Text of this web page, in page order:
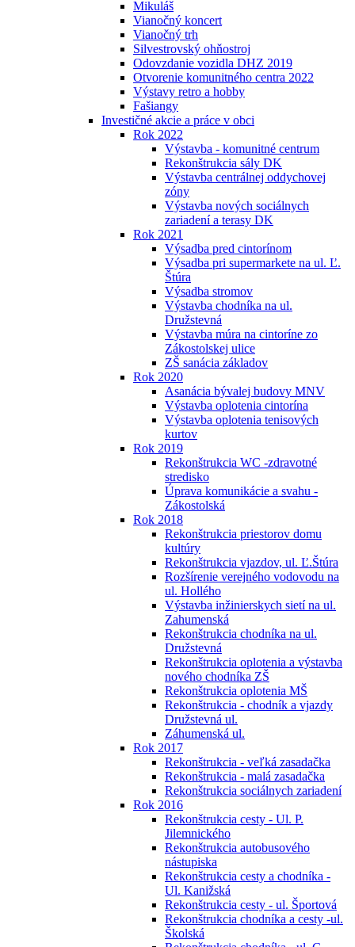
Mikuláš
Vianočný koncert
Vianočný trh
Silvestrovský ohňostroj
Odovzdanie vozidla DHZ 2019
Otvorenie komunitného centra 2022
Výstavy retro a hobby
Fašiangy
Investičné akcie a práce v obci
Rok 2022
Výstavba - komunitné centrum
Rekonštrukcia sály DK
Výstavba centrálnej oddychovej
zóny
Výstavba nových sociálnych
zariadení a terasy DK
Rok 2021
Výsadba pred cintorínom
Výsadba pri supermarkete na ul. Ľ.
Štúra
Výsadba stromov
Výstavba chodníka na ul.
Družstevná
Výstavba múra na cintoríne zo
Zákostolskej ulice
ZŠ sanácia základov
Rok 2020
Asanácia bývalej budovy MNV
Výstavba oplotenia cintorína
Výstavba oplotenia tenisových
kurtov
Rok 2019
Rekonštrukcia WC -zdravotné
stredisko
Úprava komunikácie a svahu -
Zákostolská
Rok 2018
Rekonštrukcia priestorov domu
kultúry
Rekonštrukcia vjazdov, ul. Ľ.Štúra
Rozšírenie verejného vodovodu na
ul. Hollého
Výstavba inžinierskych sietí na ul.
Zahumenská
Rekonštrukcia chodníka na ul.
Družstevná
Rekonštrukcia oplotenia a výstavba
nového chodníka ZŠ
Rekonštrukcia oplotenia MŠ
Rekonštrukcia - chodník a vjazdy
Družstevná ul.
Záhumenská ul.
Rok 2017
Rekonštrukcia - veľká zasadačka
Rekonštrukcia - malá zasadačka
Rekonštrukcia sociálnych zariadení
Rok 2016
Rekonštrukcia cesty - Ul. P.
Jilemnického
Rekonštrukcia autobusového
nástupiska
Rekonštrukcia cesty a chodníka -
Ul. Kanižská
Rekonštrukcia cesty - ul. Športová
Rekonštrukcia chodníka a cesty -ul.
Školská